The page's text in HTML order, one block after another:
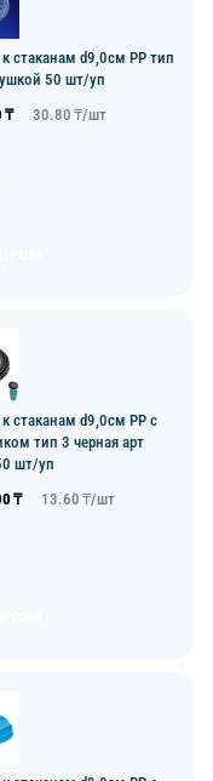
стаканам d9,0см PP тип
50 шт/уп
₸ 30.80 ₸/шт
стаканам d9,0см PP с
тип 3 черная арт
шт/уп
₸ 13.60 ₸/шт